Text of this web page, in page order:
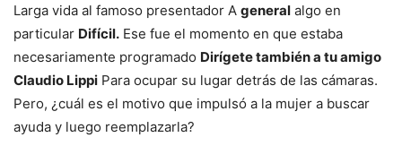
Larga vida al famoso presentador A general algo en
particular Difícil. Ese fue el momento en que estaba
necesariamente programado Dirígete también a tu amigo
Claudio Lippi Para ocupar su lugar detrás de las cámaras.
Pero, ¿cuál es el motivo que impulsó a la mujer a buscar
ayuda y luego reemplazarla?